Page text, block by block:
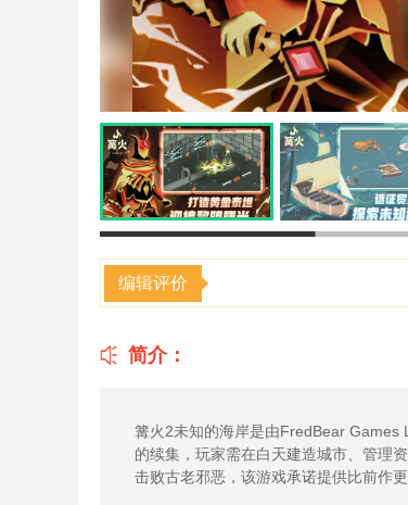
编辑评价
简介：
篝火2未知的海岸是由FredBear Games
的续集，玩家需在白天建造城市、管理
击败古老邪恶，该游戏承诺提供比前作